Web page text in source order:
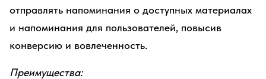
отправлять напоминания о доступных материалах
и напоминания для пользователей, повысив
конверсию и вовлеченность.
Преимущества: